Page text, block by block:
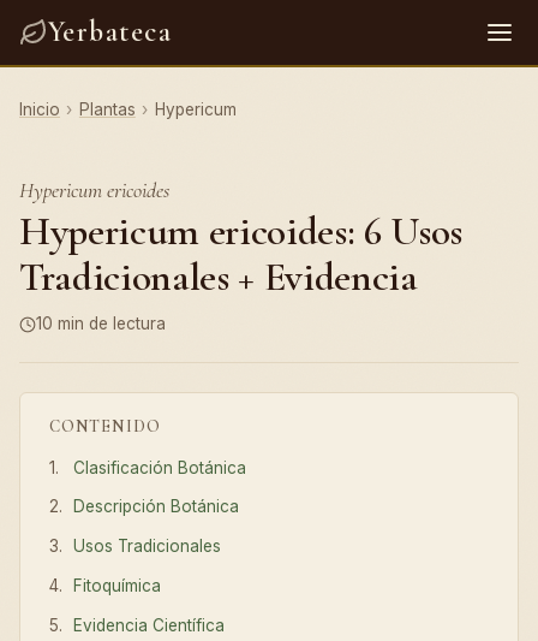
Yerbateca
Inicio › Plantas › Hypericum
Hypericum ericoides
Hypericum ericoides: 6 Usos
Tradicionales + Evidencia
10 min de lectura
CONTENIDO
Clasificación Botánica
Descripción Botánica
Usos Tradicionales
Fitoquímica
Evidencia Científica